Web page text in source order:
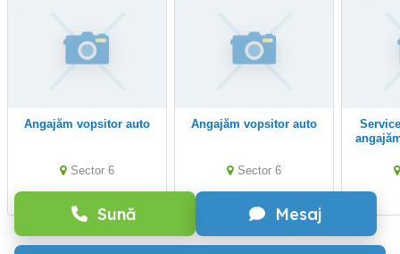
Sună Mesaj
Angajăm vopsitor auto
Sector 6
Angajăm vopsitor auto
Sector 6
Service auto sector 6 -